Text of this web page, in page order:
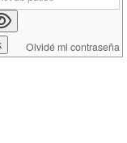
Olvidé mi contraseña